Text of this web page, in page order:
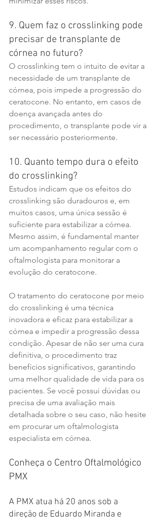
9. Quem faz o crosslinking pode
precisar de transplante de
córnea no futuro?
O crosslinking tem o intuito de evitar a
necessidade de um transplante de
córnea, pois impede a progressão do
ceratocone. No entanto, em casos de
doença avançada antes do
procedimento, o transplante pode vir a
ser necessário posteriormente.
10. Quanto tempo dura o efeito
do crosslinking?
Estudos indicam que os efeitos do
crosslinking são duradouros e, em
muitos casos, uma única sessão é
suficiente para estabilizar a córnea.
Mesmo assim, é fundamental manter
um acompanhamento regular com o
oftalmologista para monitorar a
evolução do ceratocone.
O tratamento do ceratocone por meio
do crosslinking é uma técnica
inovadora e eficaz para estabilizar a
córnea e impedir a progressão dessa
condição. Apesar de não ser uma cura
definitiva, o procedimento traz
benefícios significativos, garantindo
uma melhor qualidade de vida para os
pacientes. Se você possui dúvidas ou
precisa de uma avaliação mais
detalhada sobre o seu caso, não hesite
em procurar um oftalmologista
especialista em córnea.
Conheça o Centro Oftalmológico
PMX
A PMX atua há 20 anos sob a
direção de Eduardo Miranda e